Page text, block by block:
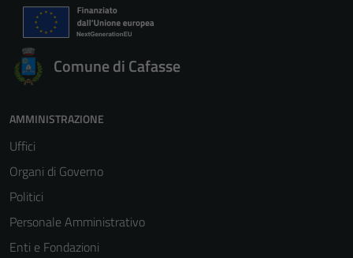
Comune di Cafasse
AMMINISTRAZIONE
Uffici
Organi di Governo
Politici
Personale Amministrativo
Enti e Fondazioni